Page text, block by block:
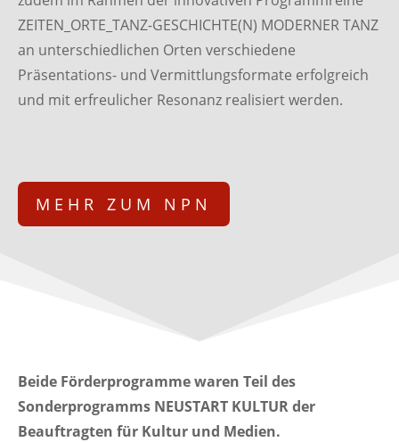
ZEITEN_ORTE_TANZ-GESCHICHTE(N) MODERNER TANZ
an unterschiedlichen Orten verschiedene
Präsentations- und Vermittlungsformate erfolgreich
und mit erfreulicher Resonanz realisiert werden.
MEHR ZUM NPN
Beide Förderprogramme waren Teil des
Sonderprogramms NEUSTART KULTUR der
Beauftragten für Kultur und Medien.